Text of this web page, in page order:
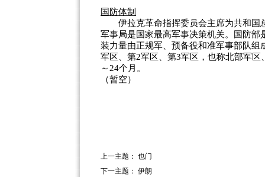
国防体制
伊拉克革命指挥委员会主席为共和国
军事局是国家最高军事决策机关。国防
装力量由正规军、预备役和准军事部队
军区、第2军区、第3军区，也称北部军
～24个月。
（暂空）
上一主题： 也门
下一主题： 伊朗